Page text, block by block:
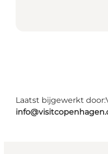
Laatst bijgewerkt door: